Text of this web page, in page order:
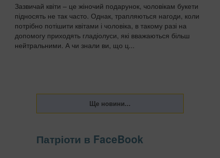
Зазвичай квіти – це жіночий подарунок, чоловікам букети
підносять не так часто. Однак, трапляються нагоди, коли
потрібно потішити квітами і чоловіка, в такому разі на
допомогу приходять гладіолуси, які вважаються більш
нейтральними. А чи знали ви, що ц...
Патріоти в FaceBook